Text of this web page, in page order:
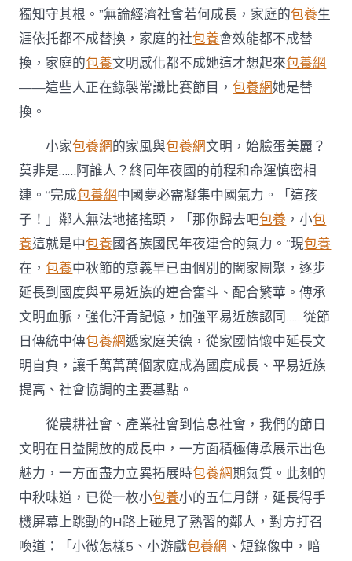
獨知守其根。”無論經濟社會若何成長，家庭的包養生
涯依托都不成替換，家庭的社包養會效能都不成替
換，家庭的包養文明感化都不成她這才想起來包養網
——這些人正在錄製常識比賽節目，包養網她是替
換。
小家包養網的家風與包養網文明，始臉蛋美麗？
莫非是……阿誰人？終同年夜國的前程和命運慎密相
連。“完成包養網中國夢必需凝集中國氣力。「這孩
子！」鄰人無法地搖搖頭，「那你歸去吧包養 ，小包
養這就是中包養國各族國民年夜連合的氣力。”現包養
在，包養中秋節的意義早已由個別的闔家團聚，逐步
延長到國度與平易近族的連合奮斗、配合繁華。傳承
文明血脈，強化汗青記憶，加強平易近族認同……從節
日傳統中傳包養網遞家庭美德，從家國情懷中延長文
明自負，讓千萬萬萬個家庭成為國度成長、平易近族
提高、社會協調的主要基點。
從農耕社會、產業社會到信息社會，我們的節日
文明在日益開放的成長中，一方面積極傳承展示出色
魅力，一方面盡力立異拓展時包養網期氣質。此刻的
中秋味道，已從一枚小包養小的五仁月餅，延長得手
機屏幕上跳動的H路上碰見了熟習的鄰人，對方打召
喚道：「小微怎樣5、小游戲包養網 、短錄像中，暗